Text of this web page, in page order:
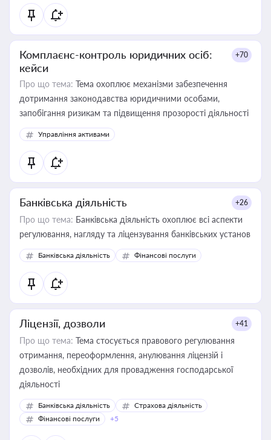
Комплаєнс-контроль юридичних осіб:
кейси
+70
Про що тема: Тема охоплює механізми забезпечення
дотримання законодавства юридичними особами,
запобігання ризикам та підвищення прозорості діяльності
Управління активами
Банківська діяльність +26
Про що тема: Банківська діяльність охоплює всі аспекти
регулювання, нагляду та ліцензування банківських установ
Банківська діяльність Фінансові послуги
Ліцензії, дозволи +41
Про що тема: Тема стосується правового регулювання
отримання, переоформлення, анулювання ліцензій і
дозволів, необхідних для провадження господарської
діяльності
Банківська діяльність
Страхова діяльність
Фінансові послуги
+5